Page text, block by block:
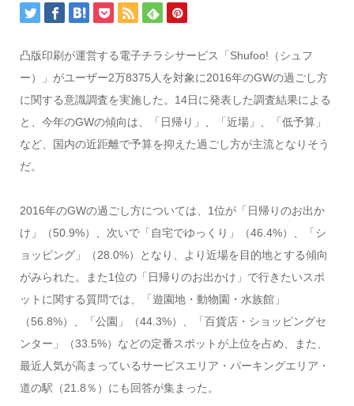
凸版印刷が運営する電子チラシサービス「Shufoo!（シュフ
ー）」がユーザー2万8375人を対象に2016年のGWの過ごし方
に関する意識調査を実施した。14日に発表した調査結果による
と、今年のGWの傾向は、「日帰り」、「近場」、「低予算」
など、国内の近距離で予算を抑えた過ごし方が主流となりそう
だ。
2016年のGWの過ごし方については、1位が「日帰りのお出か
け」（50.9%）、次いで「自宅でゆっくり」（46.4%）、「シ
ョッピング」（28.0%）となり、より近場を目的地とする傾向
がみられた。また1位の「日帰りのお出かけ」で行きたいスポ
ットに関する質問では、「遊園地・動物園・水族館」
（56.8%）、「公園」（44.3%）、「百貨店・ショッピングセ
ンター」（33.5%）などの定番スポットが上位を占め、また、
最近人気が高まっているサービスエリア・パーキングエリア・
道の駅（21.8％）にも回答が集まった。